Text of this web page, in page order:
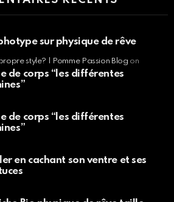
sur physique de rêve
style? | Pomme Passion Blog on
de corps “les différentes
de corps “les différentes
en cachant son ventre et ses